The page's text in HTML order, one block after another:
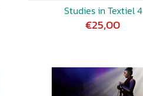
Studies in Textiel 4
€25,00